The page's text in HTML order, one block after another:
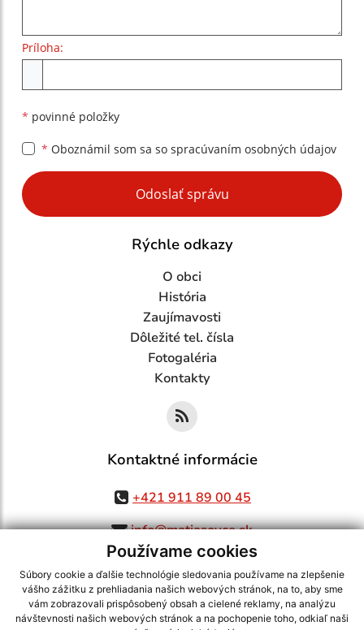
Používame cookies
Súbory cookie a ďalšie technológie sledovania používame na zlepšenie
vášho zážitku z prehliadania našich webových stránok, na to, aby sme
vám zobrazovali prispôsobený obsah a cielené reklamy, na analýzu
návštevnosti našich webových stránok a na pochopenie toho, odkiaľ naši
Príloha:
* povinné položky
* Oboznámil som sa so spracúvaním osobných údajov
Google reCaptcha Response
Odoslať správu
Rýchle odkazy
O obci
História
Zaujímavosti
Dôležité tel. čísla
Fotogaléria
Kontakty
Kontaktné informácie
+421 911 89 00 45
info@matiasovce.sk
využite možnosť získavania aktuálnych informácií s využitím RSS
CMS systém (redakčný) systém ECHELON 2,Mapa stránok,web portál